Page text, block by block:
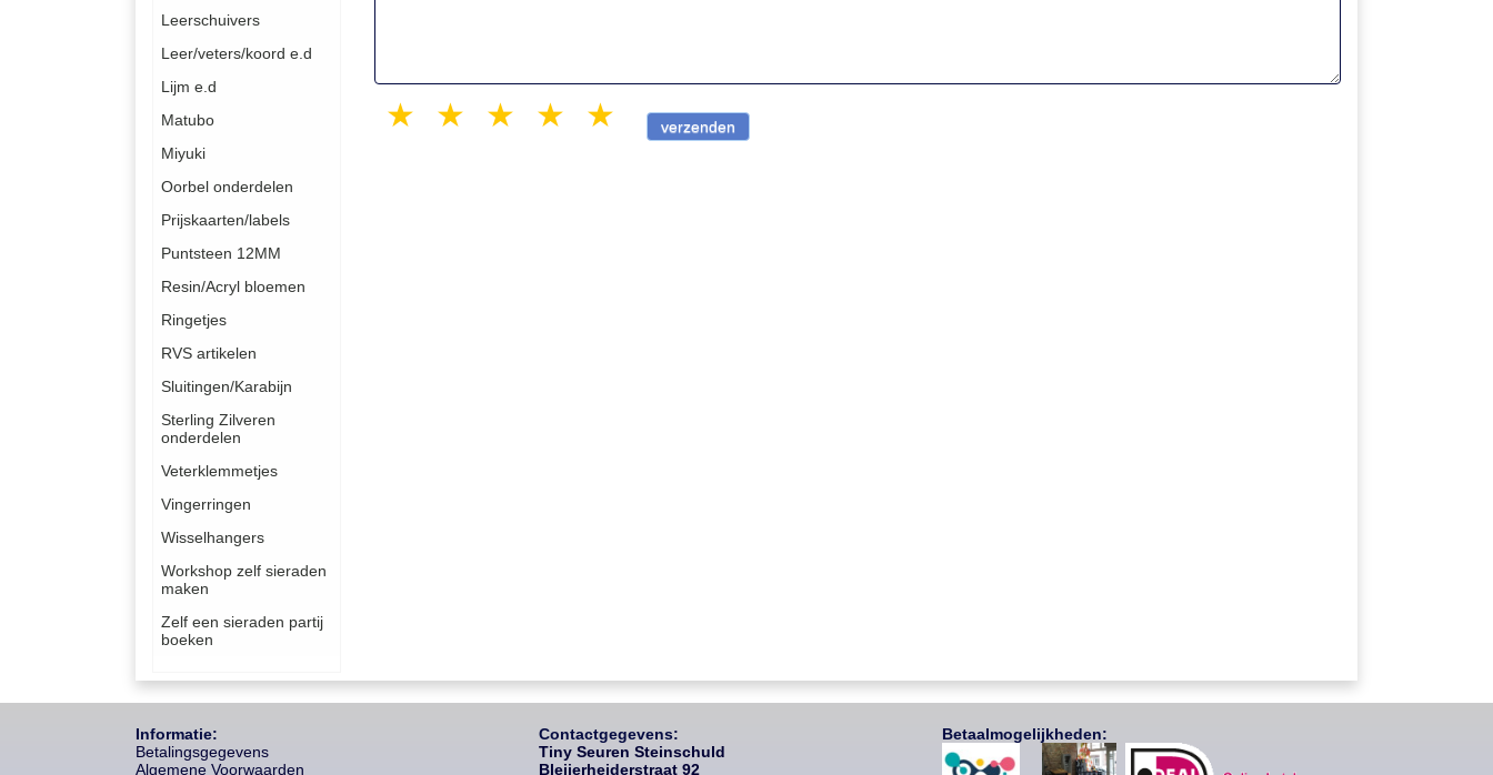
Leerschuivers
Leer/veters/koord e.d
Lijm e.d
Matubo
Miyuki
Oorbel onderdelen
Prijskaarten/labels
Puntsteen 12MM
Resin/Acryl bloemen
Ringetjes
RVS artikelen
Sluitingen/Karabijn
Sterling Zilveren
onderdelen
Veterklemmetjes
Vingerringen
Wisselhangers
Workshop zelf sieraden
maken
Zelf een sieraden partij
boeken
5 stars
4 stars
3 stars
2 stars
1 star
Informatie:
Betalingsgegevens
Algemene Voorwaarden
Contactgegevens:
Tiny Seuren Steinschuld
Bleijerheiderstraat 92
Betaalmogelijkheden: